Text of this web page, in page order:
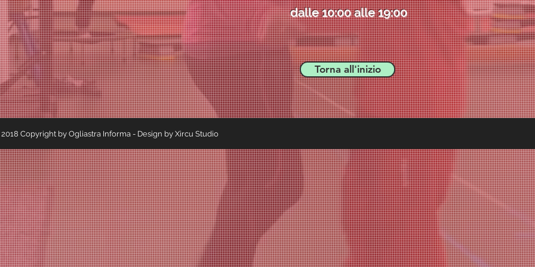
dalle 10:00 alle 19:00
Torna all'inizio
Copyright by Ogliastra Informa - Design by Xircu Studio